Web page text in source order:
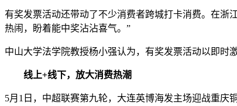
有奖发票活动还带动了不少消费者跨城打卡消费。在浙
热闹，盼着能中奖沾沾喜气。”
中山大学法学院教授杨小强认为，有奖发票活动以即时
线上+线下，放大消费热潮
5月1日，中超联赛第九轮，大连英博海发主场迎战重